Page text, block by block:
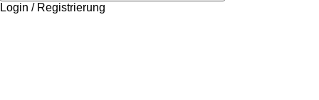
Login / Registrierung